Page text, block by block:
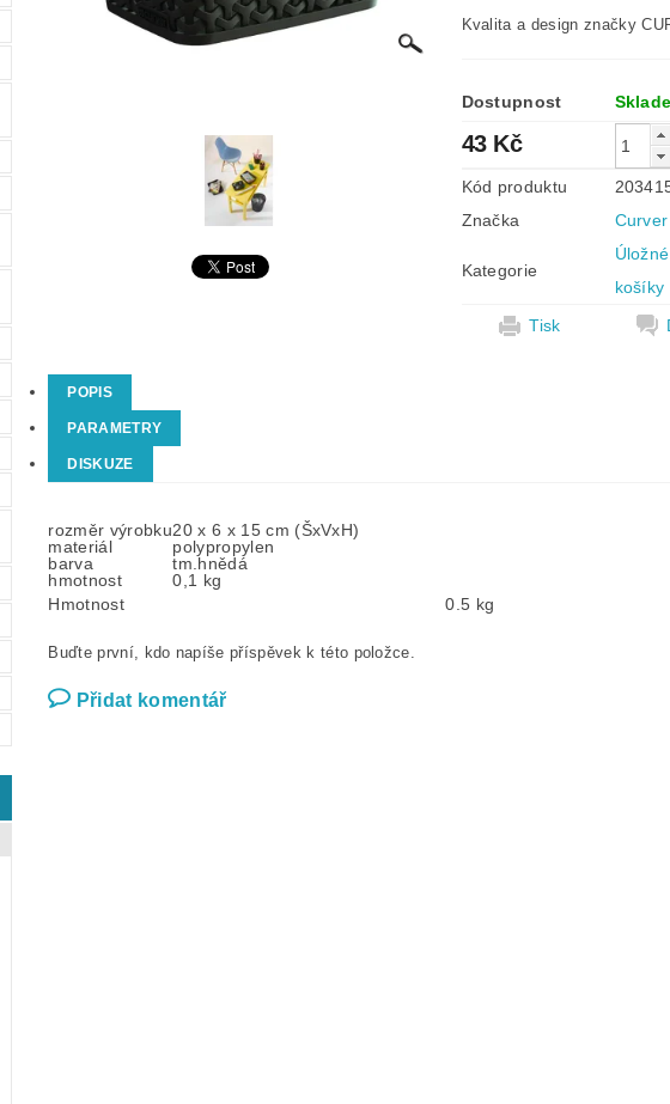
Kvalita a design značky
Dostupnost
43 Kč
Kód produktu
Značka
Curver
Kategorie
košíky
Tisk
POPIS
PARAMETRY
DISKUZE
rozměr výrobku20 x 6 x 15 cm (ŠxVxH)
materiál
polypropylen
barva
tm.hnědá
hmotnost
0,1 kg
Hmotnost
0.5 kg
Buďte první, kdo napíše příspěvek k této položce.
Přidat komentář